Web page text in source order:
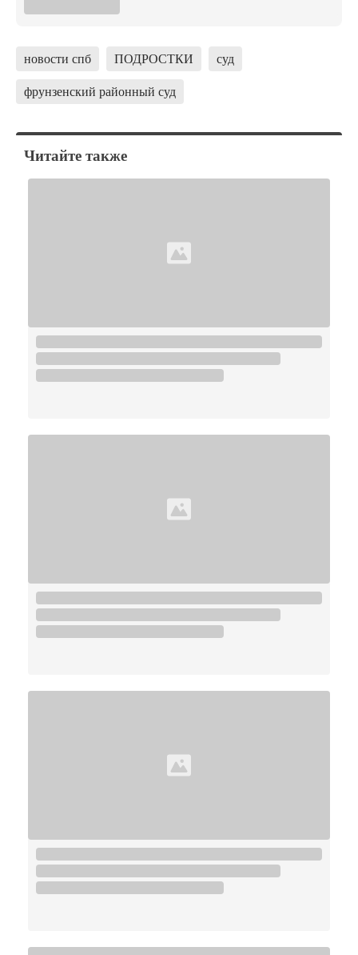
новости спб ПОДРОСТКИ
суд
фрунзенский районный суд
Читайте также